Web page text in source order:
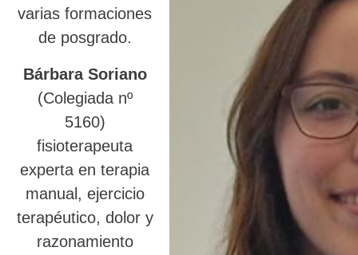
varias formaciones
de posgrado.
Bárbara Soriano
(Colegiada nº
5160)
fisioterapeuta
experta en terapia
manual, ejercicio
terapéutico, dolor y
razonamiento